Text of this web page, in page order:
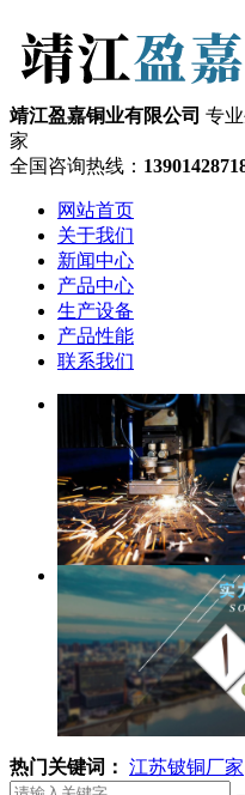
靖江盈嘉铜业有限公司 专
家
全国咨询热线：
网站首页
关于我们
新闻中心
产品中心
生产设备
产品性能
联系我们
热门关键词： 江苏铍铜厂家